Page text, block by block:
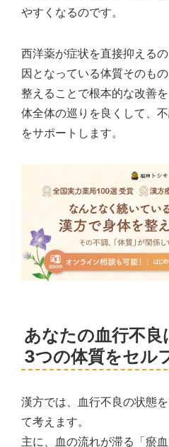
やすくなるのです。
西洋薬が症状を直接抑える
因となっている体質そのも
整えることで根本的な改善を
体全体の巡りを良くして、
をサポートします。
あなたの血行不良
3つの体質をセル
漢方では、血行不良の状態
て考えます。
主に、血の流れが滞る「瘀